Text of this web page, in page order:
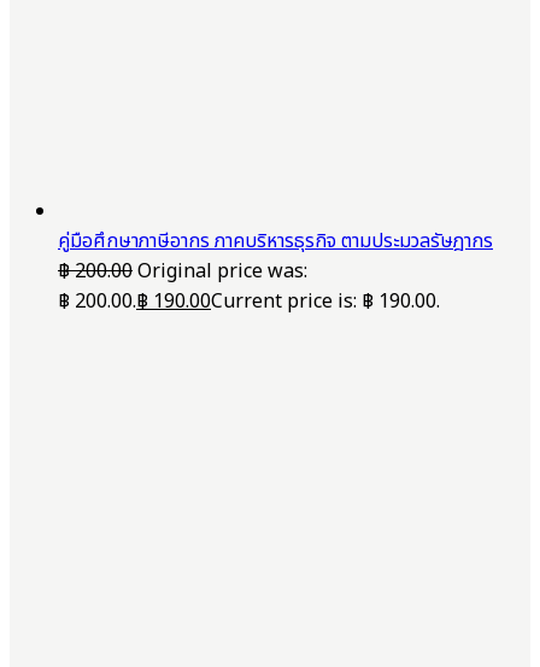
คู่มือศึกษาภาษีอากร ภาคบริหารธุรกิจ ตามประมวลรัษฎากร
฿200.00Original price was:
฿ 200.00.฿190.00Current price is: ฿ 190.00.